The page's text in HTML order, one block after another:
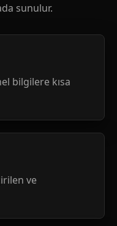
sunulur.
bilgilere kısa
ve